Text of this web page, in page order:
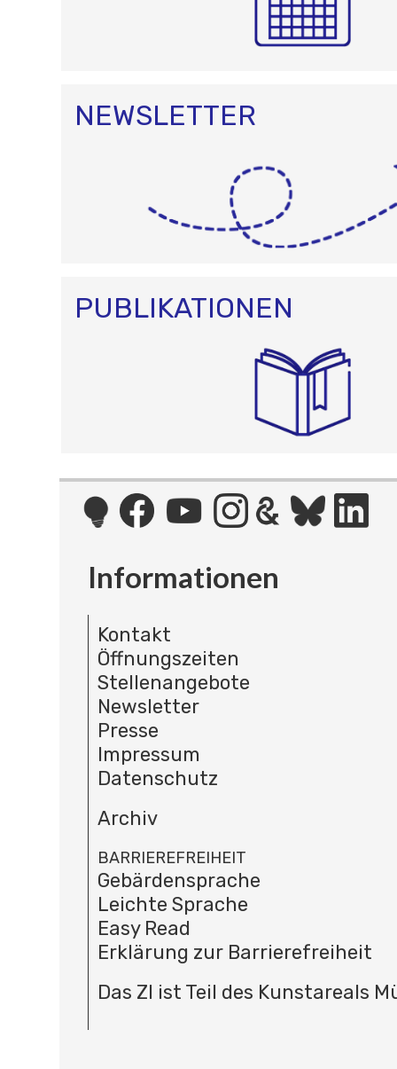
NEWSLETTER
PUBLIKATIONEN
Informationen
Kontakt
Öffnungszeiten
Stellenangebote
Newsletter
Presse
Impressum
Datenschutz
Archiv
BARRIEREFREIHEIT
Gebärdensprache
Leichte Sprache
Easy Read
Erklärung zur Barrierefreiheit
Das ZI ist Teil des Kunstareals